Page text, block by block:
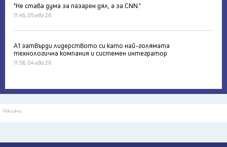
"Не става дума за пазарен дял, а за CNN."
11:45, 05 авг 26
А1 затвърди лидерството си като най-голямата
технологична компания и системен интегратор
11:56, 04 авг 26
Реклама